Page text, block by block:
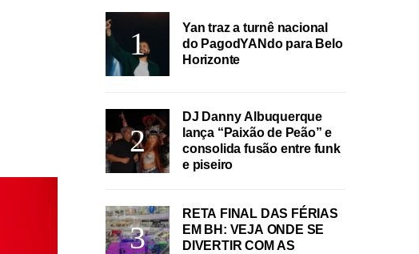
Yan traz a turnê nacional
do PagodYANdo para Belo
Horizonte
DJ Danny Albuquerque
lança “Paixão de Peão” e
consolida fusão entre funk
e piseiro
RETA FINAL DAS FÉRIAS
EM BH: VEJA ONDE SE
DIVERTIR COM AS